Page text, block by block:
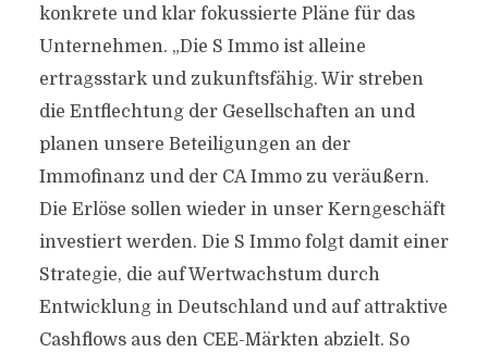
konkrete und klar fokussierte Pläne für das
Unternehmen. „Die S Immo ist alleine
ertragsstark und zukunftsfähig. Wir streben
die Entflechtung der Gesellschaften an und
planen unsere Beteiligungen an der
Immofinanz und der CA Immo zu veräußern.
Die Erlöse sollen wieder in unser Kerngeschäft
investiert werden. Die S Immo folgt damit einer
Strategie, die auf Wertwachstum durch
Entwicklung in Deutschland und auf attraktive
Cashflows aus den CEE-Märkten abzielt. So